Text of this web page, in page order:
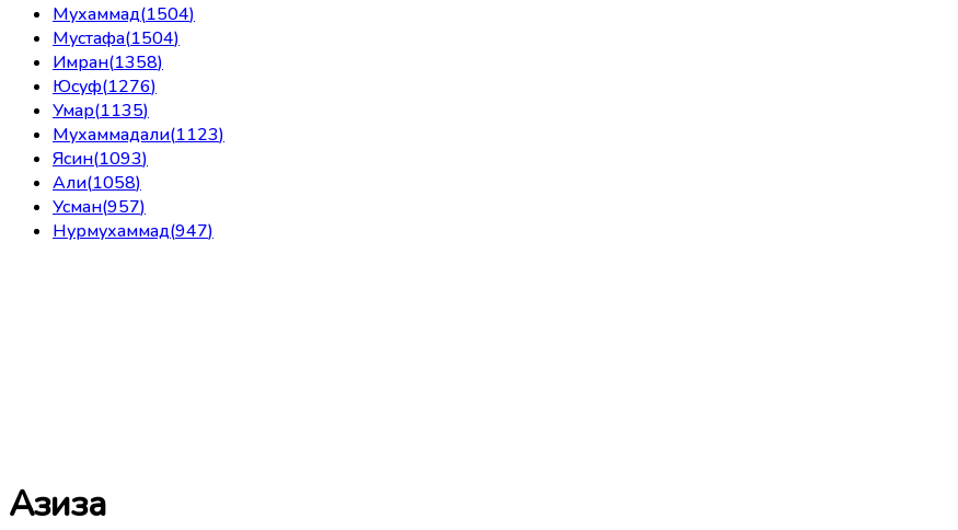
Мухаммад(1504)
Мустафа(1504)
Имран(1358)
Юсуф(1276)
Умар(1135)
Мухаммадали(1123)
Ясин(1093)
Али(1058)
Усман(957)
Нурмухаммад(947)
Азиза